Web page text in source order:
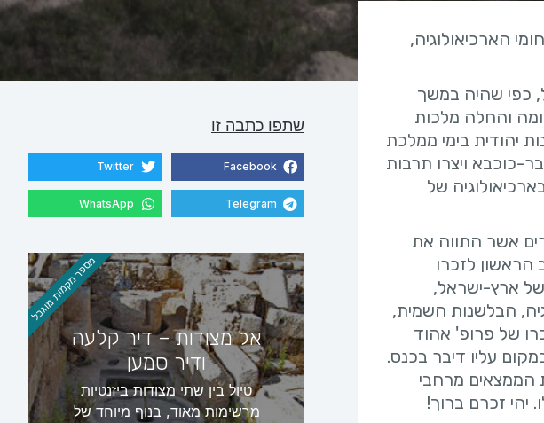
החוקרים בתחומי הארכיאולוגיה,
כפי שהיה במשך
והחלה מלכות
יהודית בימי ממלכת
כוכבא ויצרו תרבות
של
אשר התווה את
לזכרו
של ארץ-ישראל,
הבלשנות השמית,
של פרופ' אהוד
עליו דיבר בכנס.
הממצאים מרחבי
יהי זכרם ברוך!
שתפו כתבה זו
Facebook
Twitter
Telegram
WhatsApp
אל מצודות – דיר קלעה
ודיר סמען
טיול בין שתי מצודות ביזנטיות
מרשימות מאוד, בנוף מיוחד של
מספר מקמות מוגבל